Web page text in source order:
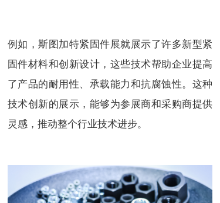
例如，斯图加特紧固件展就展示了许多新型紧
固件材料和创新设计，这些技术帮助企业提高
了产品的耐用性、承载能力和抗腐蚀性。这种
技术创新的展示，能够为参展商和采购商提供
灵感，推动整个行业技术进步。